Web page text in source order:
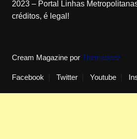
2023 – Portal Linhas
créditos, é legal!
Cream Magazine por Themebeez
Facebook Twitter Youtube